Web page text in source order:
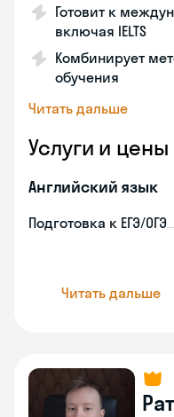
Готовит к
включая IELTS
Комбинирует
обучения
Читать дальше
Услуги и цены
Английский язык
Подготовка к ЕГЭ/ОГЭ
Читать дальше